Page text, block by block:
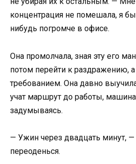
концентрация не помешала, я
нибудь погромче в офисе.
Она промолчала, зная эту его
потом перейти к раздражению, а
требованием. Она давно
учат маршрут до работы,
задумываясь.
— Ужин через двадцать минут,
переоденься.